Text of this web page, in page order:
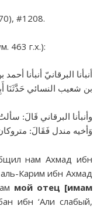
#1208.
463 г.х.):
أنبأنا البرقانيّ أنبأنا
بن شعيب النسائي
وَأخيه مندل فَقَالَ:
нам Ахмад ибн
Карим ибн Ахмад
мой отец [имам
ибн ‘Али слабый,